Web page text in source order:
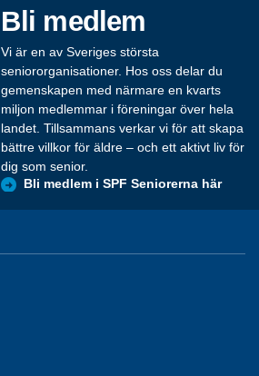
Bli medlem
Vi är en av Sveriges största
seniororganisationer. Hos oss delar du
gemenskapen med närmare en kvarts
miljon medlemmar i föreningar över hela
landet. Tillsammans verkar vi för att skapa
bättre villkor för äldre – och ett aktivt liv för
dig som senior.
Bli medlem i SPF Seniorerna här